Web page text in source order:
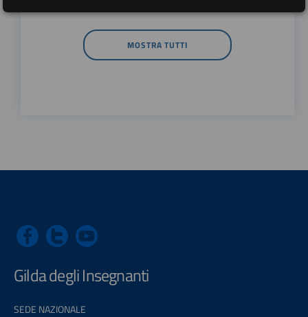
MOSTRA TUTTI
Gilda degli Insegnanti
SEDE NAZIONALE